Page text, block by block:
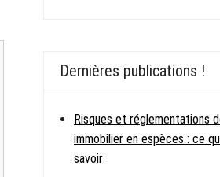
Dernières publications !
Risques et réglementations
immobilier en espèces : ce
savoir